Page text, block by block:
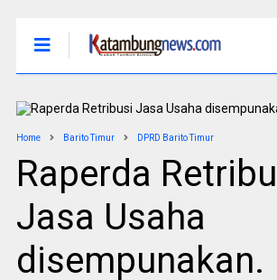
Home Barito Timur DPRD Barito Timur
Raperda
Jasa Usaha
disempunakan.